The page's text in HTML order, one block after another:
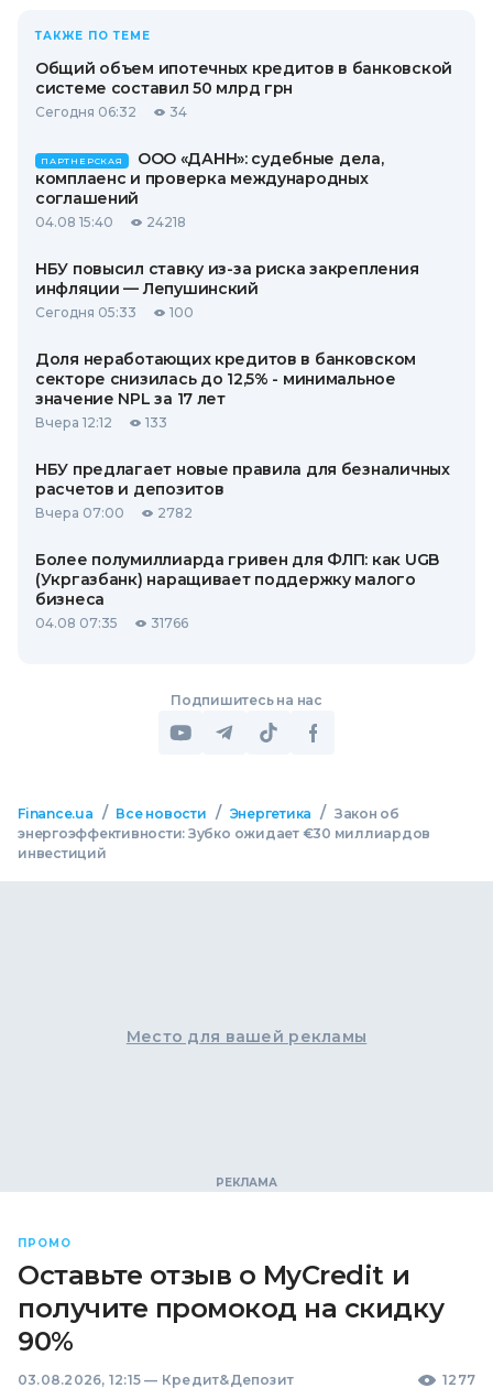
ТАКЖЕ ПО ТЕМЕ
Общий объем ипотечных кредитов в банковской
системе составил 50 млрд грн
Сегодня 06:32 34
ПАРТНЕРСКАЯ
ООО «ДАНН»: судебные дела,
комплаенс и проверка международных
соглашений
04.08 15:40 24218
НБУ повысил ставку из-за риска закрепления
инфляции — Лепушинский
Сегодня 05:33 100
Доля неработающих кредитов в банковском
секторе снизилась до 12,5% - минимальное
значение NPL за 17 лет
Вчера 12:12 133
НБУ предлагает новые правила для безналичных
расчетов и депозитов
Вчера 07:00 2782
Более полумиллиарда гривен для ФЛП: как UGB
(Укргазбанк) наращивает поддержку малого
бизнеса
04.08 07:35 31766
Подпишитесь на нас
Finance.ua / Все новости / Энергетика / Закон об
энергоэффективности: Зубко ожидает €30 миллиардов
инвестиций
Место для вашей рекламы
ПРОМО
Оставьте отзыв о MyCredit и
получите промокод на скидку
90%
03.08.2026, 12:15 — Кредит&Депозит 1277